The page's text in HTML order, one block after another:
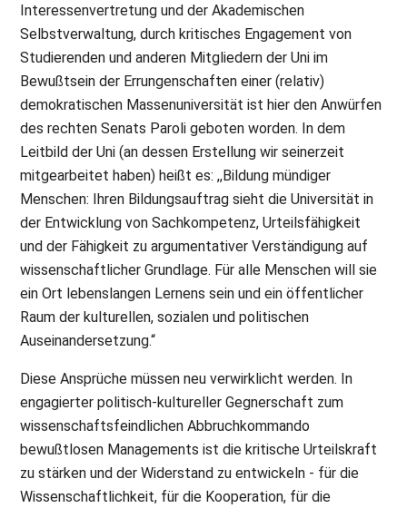
Interessenvertretung und der Akademischen
Selbstverwaltung, durch kritisches Engagement von
Studierenden und anderen Mitgliedern der Uni im
Bewußtsein der Errungenschaften einer (relativ)
demokratischen Massenuniversität ist hier den Anwürfen
des rechten Senats Paroli geboten worden. In dem
Leitbild der Uni (an dessen Erstellung wir seinerzeit
mitgearbeitet haben) heißt es: ,,Bildung mündiger
Menschen: Ihren Bildungsauftrag sieht die Universität in
der Entwicklung von Sachkompetenz, Urteilsfähigkeit
und der Fähigkeit zu argumentativer Verständigung auf
wissenschaftlicher Grundlage. Für alle Menschen will sie
ein Ort lebenslangen Lernens sein und ein öffentlicher
Raum der kulturellen, sozialen und politischen
Auseinandersetzung.“
Diese Ansprüche müssen neu verwirklicht werden. In
engagierter politisch-kultureller Gegnerschaft zum
wissenschaftsfeindlichen Abbruchkommando
bewußtlosen Managements ist die kritische Urteilskraft
zu stärken und der Widerstand zu entwickeln - für die
Wissenschaftlichkeit, für die Kooperation, für die